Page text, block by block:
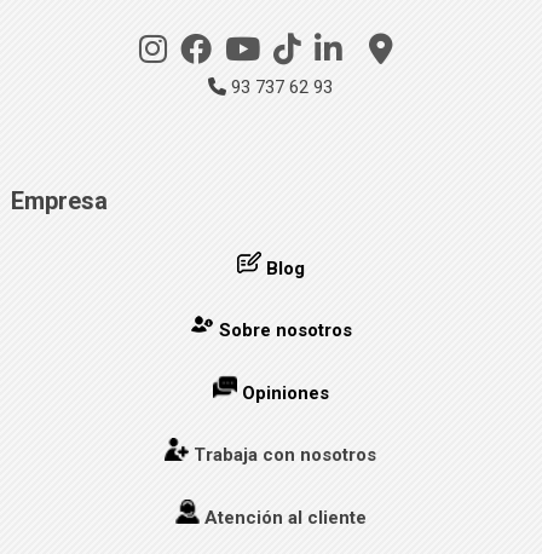
93 737 62 93
Empresa
Blog
Sobre nosotros
Opiniones
Trabaja con nosotros
Atención al cliente